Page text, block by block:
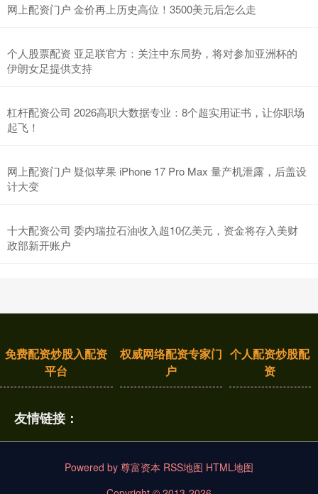
网上配资门户 金价再上历史高位！3500美元后怎么走
个人股票配资 亚足联官方：关注中东局势，将对参加亚洲杯的
伊朗女足提供支持
杠杆配资公司 2026高职大数据专业：8个超实用证书，让你职场
起飞！
网上配资门户 疑似苹果 iPhone 17 Pro Max 量产机泄露，后盖设
计大变
十大配资公司 委内瑞拉石油收入超10亿美元，资金将存入美财
政部新开账户
免费配资炒股入配资
平台
权威网络配资专家门
户
个人配资炒股配
资
友情链接：
Powered by 尊富资本 RSS地图 HTML地图